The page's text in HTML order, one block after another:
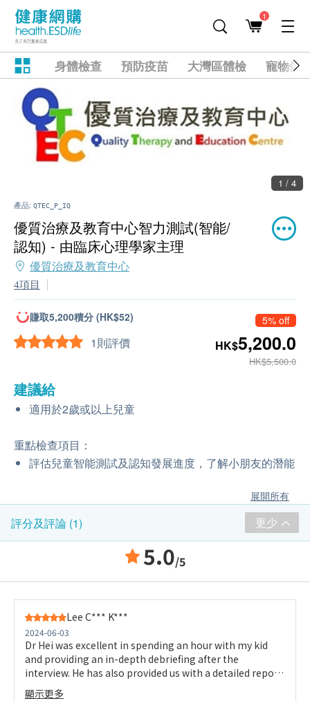
1
身體檢查 預防疫苗 大灣區體檢 寵物健
1 / 4
產品: QTEC_P_IQ
優質治療及教育中心智力測試(智能/
認知) - 由臨床心理學家主理
優質治療及教育中心
4項目
賺取5,200積分 (HK$52)
1則評價
5% off
HK$5,200.0
HK$5,500.0
建議給
適用於2歲或以上兒童
重點檢查項目：
評估兒童智能測試及認知發展進度，了解小朋友的潛能
展開所有
評分及評論 (1) 更少
5.0/5
Lee C*** K***
2024-06-03
Dr Hei was excellent in spending an hour with my kid
and providing an in-depth debriefing after the
interview. He has also provided us with a detailed report.
We understand the kid way better than before.
顯示更多